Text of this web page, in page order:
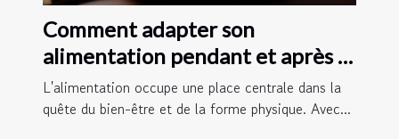
Comment adapter son
alimentation pendant et après la
pratique du jeûne intermittent
16/8 pour maximiser les
L'alimentation occupe une place centrale dans la
quête du bien-être et de la forme physique. Avec...